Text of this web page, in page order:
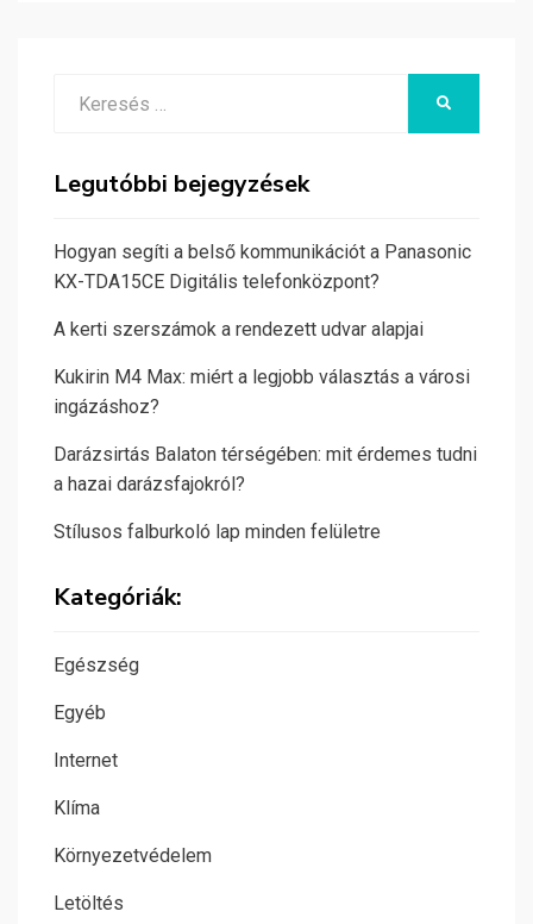
Legutóbbi bejegyzések
Hogyan segíti a belső kommunikációt a Panasonic
KX-TDA15CE Digitális telefonközpont?
A kerti szerszámok a rendezett udvar alapjai
Kukirin M4 Max: miért a legjobb választás a városi
ingázáshoz?
Darázsirtás Balaton térségében: mit érdemes tudni
a hazai darázsfajokról?
Stílusos falburkoló lap minden felületre
Kategóriák:
Egészség
Egyéb
Internet
Klíma
Környezetvédelem
Letöltés